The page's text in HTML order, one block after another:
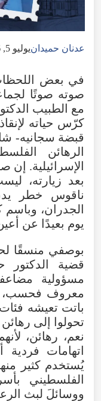
عدنان حميدانيوليو 5, 2026
في بعض
صوته صوتًا
مع الطبيب
كرّس حياته لإنقاذ
قبضة سجانيه-
الرهائن
الإسرائيلية. إن
بعد زيارته،
ناقوس
خطر
الجدران، وباسم
يوم بعيدًا عن
بوصفي منسقًا
قضية
الدكتور
مسؤولية
معروف فحسب،
باتت تعيشه فئات
تحولوا إلى رهائن
نعم، رهائن،
اتهامات
فردية
يُستخدم كثير
الفلسطيني
ووسائلَ لبث